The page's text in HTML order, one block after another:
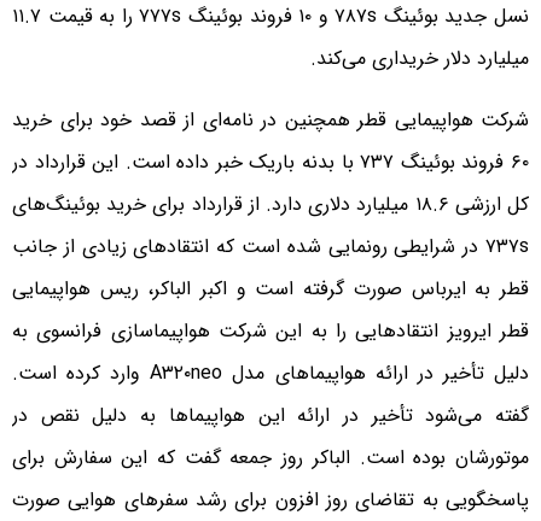
نسل جدید بوئینگ ۷۸۷s و ۱۰ فروند بوئینگ ۷۷۷s را به قیمت ۱۱.۷
میلیارد دلار خریداری می‌کند.
شرکت هواپیمایی قطر همچنین در نامه‌ای از قصد خود برای خرید
۶۰ فروند بوئینگ ۷۳۷ با بدنه باریک خبر داده است. این قرارداد در
کل ارزشی ۱۸.۶ میلیارد دلاری دارد. از قرارداد برای خرید بوئینگ‌های
۷۳۷s در شرایطی رونمایی شده است که انتقادهای زیادی از جانب
قطر به ایرباس صورت گرفته است و اکبر الباکر، ریس هواپیمایی
قطر ایرویز انتقادهایی را به این شرکت هواپیماسازی فرانسوی به
دلیل تأخیر در ارائه هواپیماهای مدل A۳۲۰neo وارد کرده است.
گفته می‌شود تأخیر در ارائه این هواپیماها به دلیل نقص در
موتورشان بوده است. الباکر روز جمعه گفت که این سفارش برای
پاسخگویی به تقاضای روز افزون برای رشد سفرهای هوایی صورت